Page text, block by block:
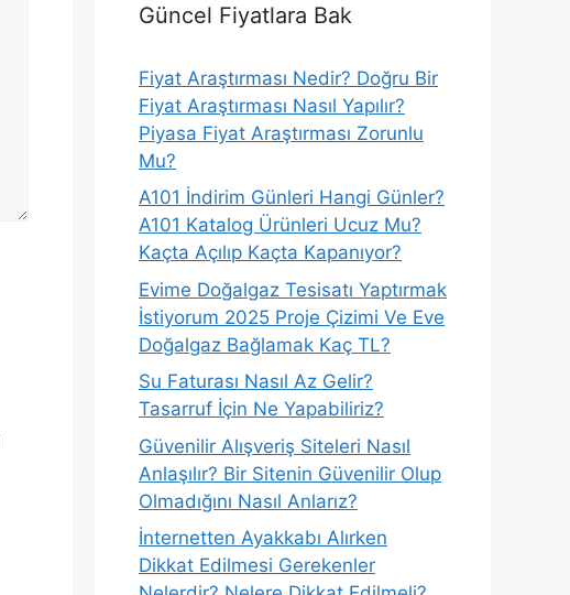
Güncel Fiyatlara Bak
Fiyat Araştırması Nedir? Doğru Bir
Fiyat Araştırması Nasıl Yapılır?
Piyasa Fiyat Araştırması Zorunlu
Mu?
A101 İndirim Günleri Hangi Günler?
A101 Katalog Ürünleri Ucuz Mu?
Kaçta Açılıp Kaçta Kapanıyor?
Evime Doğalgaz Tesisatı Yaptırmak
İstiyorum 2025 Proje Çizimi Ve Eve
Doğalgaz Bağlamak Kaç TL?
Su Faturası Nasıl Az Gelir?
Tasarruf İçin Ne Yapabiliriz?
Güvenilir Alışveriş Siteleri Nasıl
Anlaşılır? Bir Sitenin Güvenilir Olup
Olmadığını Nasıl Anlarız?
İnternetten Ayakkabı Alırken
Dikkat Edilmesi Gerekenler